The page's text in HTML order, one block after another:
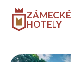
ZÁMECKÉ
HOTELY